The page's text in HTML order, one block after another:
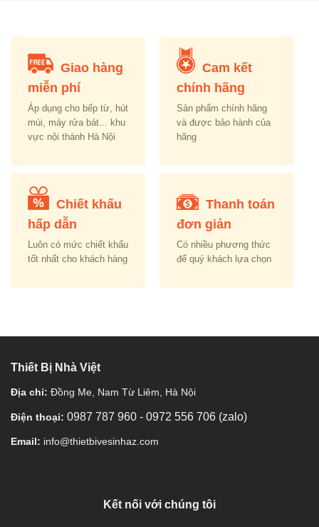
Giao hàng
miễn phí
Áp dụng cho bếp từ, hút
mùi, máy rửa bát... khu
vực nội thành Hà Nội
Cam kết
chính hãng
Sản phẩm chính hãng
và được bảo hành của
hãng
Chiết khấu
hấp dẫn
Luôn có mức chiết khấu
tốt nhất cho khách hàng
Thanh toán
đơn giản
Có nhiều phương thức
để quý khách lựa chọn
Thiết Bị Nhà Việt
Địa chỉ: Đồng Me, Nam Từ Liêm, Hà Nội
Điện thoại: 0987 787 960 - 0972 556 706 (zalo)
Email: info@thietbivesinhaz.com
Kết nối với chúng tôi